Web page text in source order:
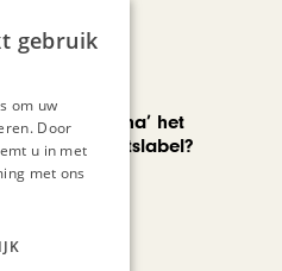
‘Made in China’ het
kwaliteitslabel?
gebruik
om uw
Door
u in met
met ons